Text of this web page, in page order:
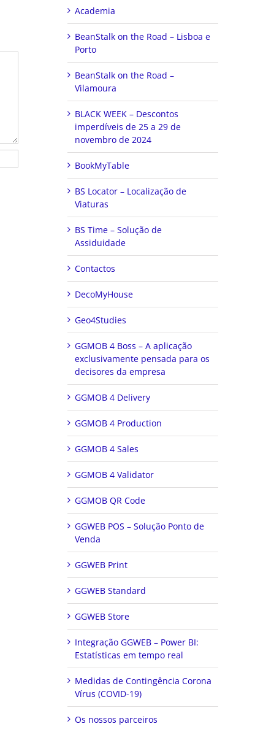
Academia
BeanStalk on the Road – Lisboa e
Porto
BeanStalk on the Road –
Vilamoura
BLACK WEEK – Descontos
imperdíveis de 25 a 29 de
novembro de 2024
BookMyTable
BS Locator – Localização de
Viaturas
BS Time – Solução de
Assiduidade
Contactos
DecoMyHouse
Geo4Studies
GGMOB 4 Boss – A aplicação
exclusivamente pensada para os
decisores da empresa
GGMOB 4 Delivery
GGMOB 4 Production
GGMOB 4 Sales
GGMOB 4 Validator
GGMOB QR Code
GGWEB POS – Solução Ponto de
Venda
GGWEB Print
GGWEB Standard
GGWEB Store
Integração GGWEB – Power BI:
Estatísticas em tempo real
Medidas de Contingência Corona
Vírus (COVID-19)
Os nossos parceiros